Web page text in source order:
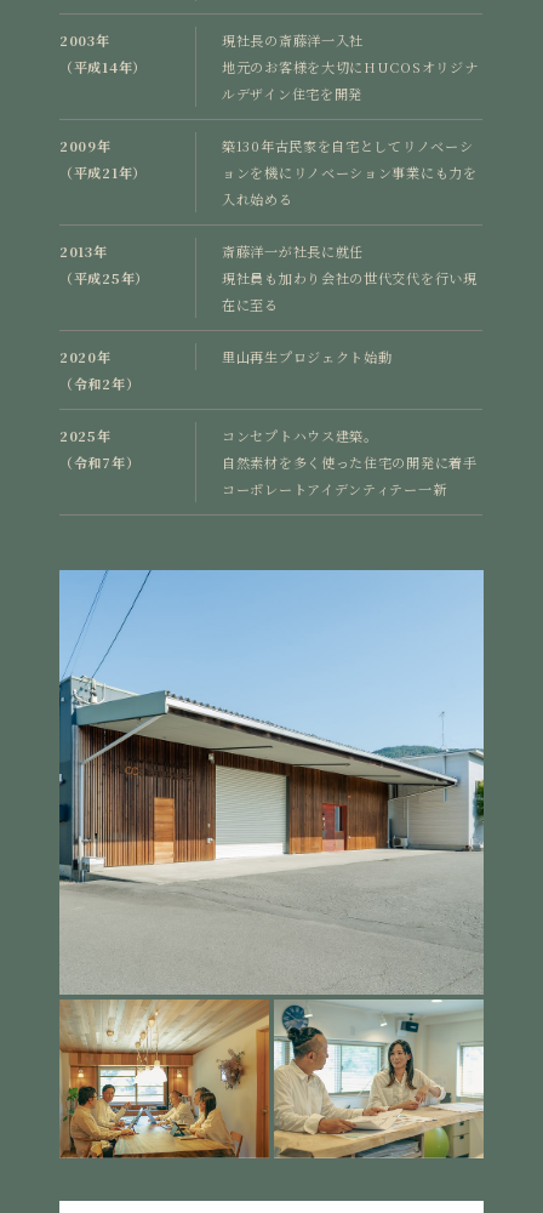
2003年
（平成14年）
現社長の斎藤洋一入社
地元のお客様を大切にHUCOSオリジナ
ルデザイン住宅を開発
2009年
（平成21年）
築130年古民家を自宅としてリノベーシ
ョンを機にリノベーション事業にも力を
入れ始める
2013年
（平成25年）
斎藤洋一が社長に就任
現社員も加わり会社の世代交代を行い現
在に至る
2020年
（令和2年）
里山再生プロジェクト始動
2025年
（令和7年）
コンセプトハウス建築。
自然素材を多く使った住宅の開発に着手
コーポレートアイデンティテー一新